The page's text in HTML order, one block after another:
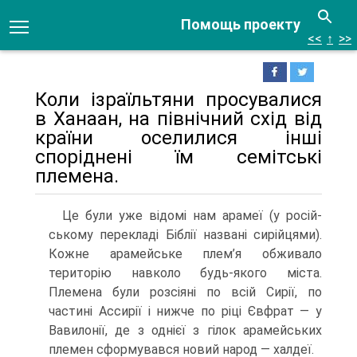
Помощь проекту
<< ↑ >>
Коли ізраїльтяни просувалися
в Ханаан, на північний схід від
країни оселили­ся інші
споріднені їм семітські
племена.
Це були уже відомі нам арамеї (у росій­
ському перекладі Біблії названі сирійцями).
Кожне арамейське плем’я обживало
територію навколо будь-якого міста.
Племена були розсіяні по всій Сирії, по
частині Ассирії і нижче по ріці Євфрат — у
Вавилонії, де з однієї з гілок ара­мейських
племен сформувався новий народ — халдеї.